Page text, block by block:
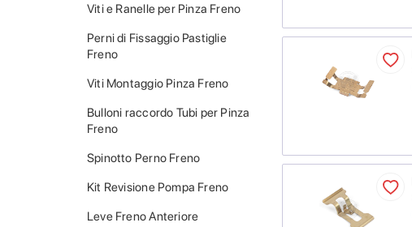
Viti e Ranelle per Pinza Freno
Perni di Fissaggio Pastiglie
Freno
Viti Montaggio Pinza Freno
Bulloni raccordo Tubi per Pinza
Freno
Spinotto Perno Freno
Kit Revisione Pompa Freno
Leve Freno Anteriore